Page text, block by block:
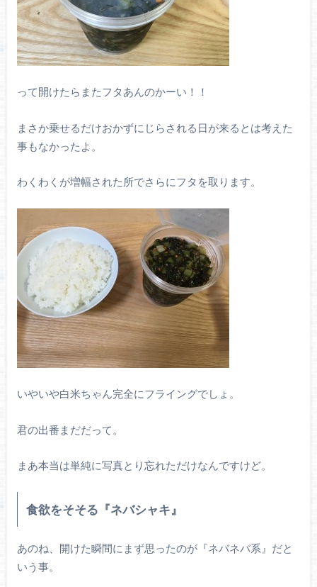
って開けたらまたフタあんのかーい！！
まさか乗せるだけおかずにじらされる日が来るとは考えた
事もなかったよ。
わくわくが増幅された所でさらにフタを取ります。
いやいや白米ちゃん完全にフライングでしょ。
君の出番まだだって。
まあ本当は単純に写真とり忘れただけなんですけど。
食欲をそそる『ネバシャキ』
あのね、開けた瞬間にまず思ったのが『ネバネバ系』だと
いう事。